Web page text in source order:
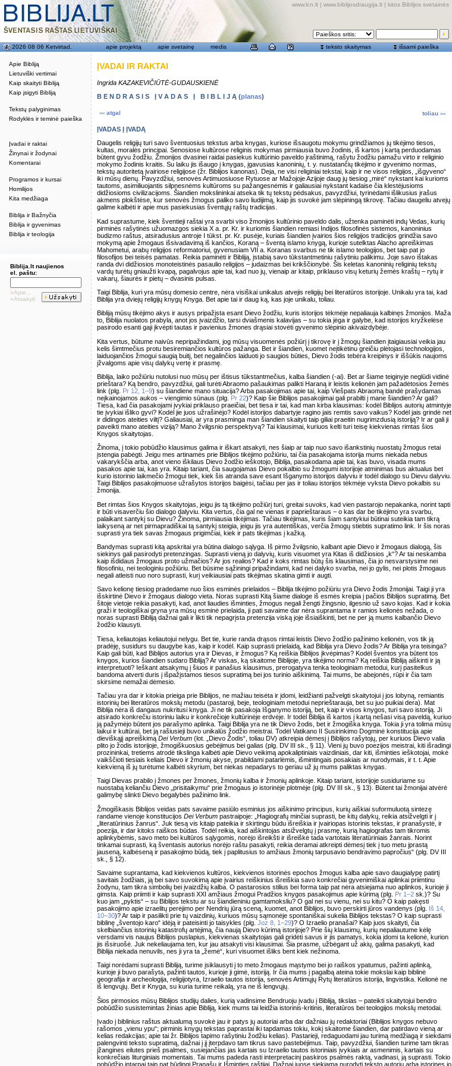
Apie Bibliją
Lietuviški vertimai
Kaip skaityti Bibliją
Kaip įsigyti Bibliją
Tekstų palyginimas
Rodyklės ir teminė paieška
Įvadai ir raktai
Žinynai ir žodynai
Komentarai
Programos ir kursai
Homilijos
Kita medžiaga
Biblija ir Bažnyčia
Biblija ir gyvenimas
Biblija ir teologija
www.lcn.lt | www.biblijosdraugija.lt | kitos Biblijos svetainės
2026 08 06 Ketvirtad. apie projektą apie svetainę medis teksto skaitymas išsami paieška
Biblija.lt naujienos
el. paštu:
»Apie...
»Atsakyti
ĮVADAI IR RAKTAI
Ingrida KAZAKEVIČIŪTĖ-GUDAUSKIENĖ
B E N D R A S I S Į V A D A S Į B I B L I J Ą (planas)
‹‹‹ atgal toliau ›››
ĮVADAS Į ĮVADĄ
Daugelis religijų turi savo šventuosius tekstus arba knygas, kuriose išsaugotu mokymu grindžiamos jų tikėjimo tiesos,
kultas, moralės principai. Senosiose kultūrose religinis mokymas pirmiausia buvo žodinis, iš kartos į kartą perduodamas
būtent gyvu žodžiu. Žmonijos dvasinei raidai pasiekus kultūrinio paveldo įraštinimą, rašytu žodžiu pamažu virto ir religinio
mokymo žodinis kraitis. Su laiku jis išaugo į knygas, įgavusias kanoninių, t. y. nustatančių tikėjimo ir gyvenimo normas,
tekstų autoritetą įvairiose religijose (žr. Biblijos kanonas). Deja, ne visi religiniai tekstai, kaip ir ne visos religijos, „išgyveno“
iki mūsų dienų. Pavyzdžiui, senovės Artimuosiuose Rytuose ar Mažojoje Azijoje daug jų tiesiog „mirė“ nykstant kai kurioms
tautoms, asimiliuojantis silpnesnėms kultūroms su pažangesnėmis ir galiausiai nykstant kadaise čia klestėjusioms
didžiosioms civilizacijoms. Šiandien mokslininkai atseka tik tų tekstų pėdsakus, pavyzdžiui, tyrinėdami išlikusius įrašus
akmens plokštėse, kur senovės žmogus paliko savo liudijimą, kaip jis suvokė jam slėpiningą tikrovę. Tačiau daugeliu atvejų
galime kalbėti ir apie mus pasiekusias šventųjų raštų tradicijas.
Kad suprastume, kiek šventieji raštai yra svarbi viso žmonijos kultūrinio paveldo dalis, užtenka paminėti indų Vedas, kurių
pirminės rašytinės užuomazgos siekia X a. pr. Kr. ir kuriomis šiandien remiasi Indijos filosofinės sistemos, kanoninius
budizmo raštus, atsiradusius antroje I tūkst. pr. Kr. pusėje, kuriais šiandien įvairios šios religijos tradicijos grindžia savo
mokymą apie žmogaus išsivadavimą iš kančios, Koraną – šventą islamo knygą, kurioje sutelktas Alacho apreiškimas
Mahometui, arabų religijos reformatoriui, gyvenusiam VII a. Koranas svarbus ne tik islamo teologijos, bet taip pat jo
filosofijos bei teisės pamatas. Reikia paminėti ir Bibliją, įstabią savo tūkstantmetiniu rašytiniu palikimu. Joje savo ištakas
randa dvi didžiosios monoteistinės pasaulio religijos – judaizmas bei krikščionybė. Šis keletas kanoninių religinių tekstų
vardų turėtų gniaužti kvapą, pagalvojus apie tai, kad nuo jų, vienaip ar kitaip, priklauso visų keturių žemės kraštų – rytų ir
vakarų, šiaurės ir pietų – dvasinis pulsas.
Taigi Biblija, kuri yra mūsų domesio centre, nėra visiškai unikalus atvejis religijų bei literatūros istorijoje. Unikalu yra tai, kad
Biblija yra dviejų religijų knygų Knyga. Bet apie tai ir daug ką, kas joje unikalu, toliau.
Bibliją mūsų tikėjimo akys ir ausys pripažįsta esant Dievo žodžiu, kuris istorijos tėkmėje nepaliauja kalbinęs žmonijos. Maža
to, Biblija nuolatos prabyla, anot jos įvaizdžio, tarsi dviašmenis kalavijas – su tokia jėga ir galybe, kad istorijos kryžkelėse
pasirodo esanti gaji įkvėpti tautas ir pavienius žmones drąsiai stovėti gyvenimo slėpinio akivaizdybėje.
Kita vertus, būtume naivūs nepripažindami, jog mūsų visuomenės požiūrį į tikrovę ir į žmogų šiandien įtaigiausiai veikia jau
kelis šimtmečius protu besiremiančios kultūros pažanga. Bet ir šiandien, kuomet neįtikėtinu greičiu plėtojasi technologijos,
laiduojančios žmogui saugią buitį, bet negalinčios laiduoti jo saugios būties, Dievo žodis tebėra kreipinys ir iššūkis naujoms
įžvalgoms apie visų dalykų vertę ir prasmę.
Biblija, laiko požiūriu nutolusi nuo mūsų per ištisus tūkstantmečius, kalba šiandien (-ai). Bet ar šiame teiginyje neglūdi vidinė
prieštara? Ką bendro, pavyzdžiui, gali turėti Abraomo pašaukimas palikti Haraną ir leistis kelionėn jam pažadėtosios žemės
link (plg. Pr 12, 1–9) su šiandiene mano situacija? Arba pasakojimas apie tai, kaip Viešpats Abraomą bandė prašydamas
neįkainojamos aukos – viengimio sūnaus (plg. Pr 22)? Kaip šie Biblijos pasakojimai gali prabilti į mane šiandien? Ar gali?
Tiesa, kad čia pasakojami įvykiai priklauso praeičiai, bet tiesa ir tai, kad man kirba klausimas: kodėl Biblijos autorių atmintyje
tie įvykiai išliko gyvi? Kodėl jie juos užrašinėjo? Kodėl istorijos dabartyje ragino jais remtis savo vaikus? Kodėl jais grindė net
ir didingos ateities viltį? Galiausiai, ar yra prasminga man šiandien skaityti taip giliai praeitin nugrimzdusią istoriją? Ir ar gali ji
paveikti mano ateities viziją? Mano žvilgsnio perspektyvą? Tai klausimai, kuriuos kelti turi teisę kiekvienas rimtas šios
Knygos skaitytojas.
Žinoma, į tokio pobūdžio klausimus galima ir iškart atsakyti, nes šiaip ar taip nuo savo išankstinių nuostatų žmogus retai
įstengia pabėgti. Jeigu mes artinamės prie Biblijos tikėjimo požiūriu, tai čia pasakojama istorija mums niekada nebus
vakarykščia arba, anot vieno iškilaus Dievo žodžio ieškotojo, Biblija, pasakodama apie tai, kas buvo, visada mums
pasakos apie tai, kas yra. Kitaip tariant, čia saugojamas Dievo pokalbio su žmogumi istorijoje atminimas bus aktualus bet
kurio istorinio laikmečio žmogui tiek, kiek šis atranda save esant Išganymo istorijos dalyviu ir todėl dialogo su Dievu dalyviu.
Taigi Biblijos pasakojimuose užrašytos istorijos baigėsi, tačiau per jas ir toliau istorijos tėkmėje vyksta Dievo pokalbis su
žmonija.
Bet rimtas šios Knygos skaitytojas, jeigu jis tą tikėjimo požiūrį turi, greitai suvoks, kad vien pastarojo nepakanka, norint tapti
ir būti visaverčiu šio dialogo dalyviu. Kita vertus, čia gal ne vienas ir paprieštaraus – o kas dar be tikėjimo yra svarbu,
palaikant santykį su Dievu? Žinoma, pirmiausia tikėjimas. Tačiau tikėjimas, kuris šiam santykiui būtinai suteikia tam tikrą
laikyseną ar net pirmapradiškai tą santykį steigia, jeigu jis yra autentiškas, verčia žmogų stiebtis supratimo link. Ir šis noras
suprasti yra tiek savas žmogaus prigimčiai, kiek ir pats tikėjimas į kažką.
Bandymas suprasti kitą apskritai yra būtina dialogo sąlyga. Iš pirmo žvilgsnio, kalbant apie Dievo ir žmogaus dialogą, šis
siekinys gali pasirodyti pretenzingas. Suprasti vieną jo dalyvių, kuris visuomet yra Kitas iš didžiosios „k“? Ar tai neskamba
kaip išdidaus žmogaus proto užmačios? Ar jos realios? Kad ir koks rimtas būtų šis klausimas, čia jo nesvarstysime nei
filosofiniu, nei teologiniu požiūriu. Bet būsime sąžiningi pripažindami, kad nei dalyko svarba, nei jo gylis, nei plotis žmogaus
negali atleisti nuo noro suprasti, kurį veikiausiai pats tikėjimas skatina gimti ir augti.
Savo kelionę tiesiog pradedame nuo šios esminės prielaidos – Biblija tikėjimo požiūriu yra Dievo žodis žmonijai. Taigi ji yra
išskirtinė Dievo ir žmogaus dialogo vieta. Noras suprasti Kitą šiame dialoge iš esmės kreipia į pačios Biblijos supratimą. Bet
šitoje vietoje reikia pasakyti, kad, anot liaudies išminties, žmogus negali žengti žingsnio, ilgesnio už savo kojas. Kad ir kokia
graži ir teologiškai gryna yra mūsų esminė prielaida, ji pati savaime dar nėra suprantama ir ramios kelionės nežada, o
noras suprasti Bibliją dažnai gali ir likti tik nepagrįsta pretenzija viską joje išsiaiškinti, bet ne per ją mums kalbančio Dievo
žodžio klausyti.
Tiesa, keliautojas keliautojui nelygu. Bet tie, kurie randa drąsos rimtai leistis Dievo žodžio pažinimo kelionėn, vos tik ją
pradėję, susidurs su daugybe kas, kaip ir kodėl. Kaip suprasti prielaidą, kad Biblija yra Dievo žodis? Ar Biblija yra teisinga?
Kaip gali būti, kad Biblijos autorius yra ir Dievas, ir žmogus? Ką reiškia Biblijos įkvėpimas? Kodėl šventos yra būtent tos
knygos, kurios šiandien sudaro Bibliją? Ar viskas, ką skaitome Biblijoje, yra tikėjimo norma? Ką reiškia Bibliją aiškinti ir ją
interpretuoti? Ieškant atsakymų į šiuos ir panašius klausimus, prerogatyva tenka teologiniam metodui, kurį pasitelkus
bandoma atverti duris į išpažįstamos tiesos supratimą bei jos turinio aiškinimą. Tai mums, be abejonės, rūpi ir čia tam
skirsime nemažai dėmesio.
Tačiau yra dar ir kitokia prieiga prie Biblijos, ne mažiau teisėta ir įdomi, leidžianti pažvelgti skaitytojui į jos lobyną, remiantis
istorinių bei literatūros mokslų metodu (pastaroji, beje, teologiniam metodui neprieštarauja, bet su juo puikiai dera). Mat
Biblija nėra iš dangaus nukritusi knyga. Ji ne tik pasakoja Išganymo istoriją, bet, kaip ir visos knygos, turi savo istoriją. Ji
atsirado konkrečiu istoriniu laiku ir konkrečioje kultūrinėje erdvėje. Ir todėl Biblija iš kartos į kartą nešasi visą paveldą, kuriuo
ją pažymėjo būtent jos parašymo aplinka. Taigi Biblija yra ne tik Dievo žodis, bet ir žmogiška knyga. Tokia ji yra tolima mūsų
laikui ir kultūrai, bet ją rašiusieji buvo unikalūs žodžio meistrai. Todėl Vatikano II Susirinkimo Dogminė konstitucija apie
dieviškąjį apreiškimą Dei Verbum (lot. „Dievo Žodis“, toliau DV) atkreipia dėmesį į Biblijos rašytojų, per kuriuos Dievo valia
plito jo žodis istorijoje, žmogiškuosius gebėjimus bei galias (plg. DV III sk., § 11). Vieni jų buvo poezijos meistrai, kiti išradingi
prozininkai, tretiems atrodė tikslinga kalbėti apie Dievo veikimą apokaliptiniais vaizdiniais, dar kiti, išminties ieškotojai, mokė
vaikščioti tiesiais keliais Dievo ir žmonių akyse, prabildami patarlėmis, išmintingais posakiais ar nurodymais, ir t. t. Apie
kiekvieną iš jų turėtume kalbėti skyrium, bet niekas nepadarys to geriau už jų mums paliktas knygas.
Taigi Dievas prabilo į žmones per žmones, žmonių kalba ir žmonių aplinkoje. Kitaip tariant, istorijoje susiduriame su
nuostabą keliančiu Dievo „prisitaikymu“ prie žmogaus jo istorinėje plotmėje (plg. DV III sk., § 13). Būtent tai žmonijai atvėrė
galimybę slinkti Dievo begalybės pažinimo link.
Žmogiškasis Biblijos veidas pats savaime pasiūlo esminius jos aiškinimo principus, kurių aiškiai suformuluotą sintezę
randame vienoje konstitucijos Dei Verbum pastraipoje: „Hagiografų minčiai suprasti, be kitų dalykų, reikia atsižvelgti ir į
„literatūrinius žanrus“. Juk tiesą vis kitaip pateikia ir skirtingu būdu išreiškia ir įvairiopas istorinis tekstas, ir pranašystė, ir
poezija, ir dar kitoks raiškos būdas. Todėl reikia, kad aiškintojas atsižvelgtų į prasmę, kurią hagiografas tam tikromis
aplinkybėmis, savo meto bei kultūros sąlygomis, norėjo išreikšti ir išreiškė tada vartotais literatūriniais žanrais. Norint
tinkamai suprasti, ką šventasis autorius norėjo raštu pasakyti, reikia deramai atkreipti dėmesį tiek į tuo metu įprastą
jauseną, kalbėseną ir pasakojimo būdą, tiek į paplitusius to amžiaus žmonių tarpusavio bendravimo papročius“ (plg. DV III
sk., § 12).
Savaime suprantama, kad kiekvienos kultūros, kiekvienos istorinės epochos žmogus kalba apie savo daugialypę patirtį
savitais žodžiais, ją bei savo suvokimą apie įvairius reiškinius išreiškia savo konkrečiai gyvenimiškai aplinkai priimtinu
žodynu, tam tikra simbolių bei įvaizdžių kalba. O pastarosios stilius bei forma taip pat nėra atsiejama nuo aplinkos, kurioje ji
gimsta. Kaip priimti ir kaip suprasti XXI amžiaus žmogui Pradžios knygos pasakojimus apie kūrimą (plg. Pr 1–2 sk.)? Su
kuo jam „pyktis“ – su Biblijos tekstu ar su šiandieniniu gamtamoksliu? O gal nei su vienu, nei su kitu? O kaip pakęsti
pasakojimo apie izraelitų perėjimo per Nendrių jūrą sceną, kuomet, anot Biblijos, buvo perskirti jūros vandenys (plg. Iš 14,
10–30)? Ar taip ir pasilikti prie tų vaizdinių, kuriuos mūsų sąmonėje spontaniškai sukelia Biblijos tekstas? O kaip suprasti
biblinę „šventojo karo“ idėją ir pateisinti jo taisykles (plg. Joz 8, 1–29)? O Izraelio pranašai? Kaip juos skaityti, čia
skelbiančius istorinių katastrofų artėjimą, čia naują Dievo kūrimą istorijoje? Prie šių klausimų, kurių nepaliautume kėlę
versdami vis naujus Biblijos puslapius, kiekvienas skaitytojas gali pridėti savus ir jis pamatys, kokia įdomi ta kelionė, kurion
jis išsiruošė. Juk nekeliaujama ten, kur jau atsakyti visi klausimai. Šia prasme, užbėgant už akių, galima pasakyti, kad
Biblija niekada nenuvils, nes ji yra ta „žemė“, kuri visuomet išliks bent kiek nežinoma.
Taigi norėdami suprasti Bibliją, turime įsiklausyti į to meto žmogaus mąstymo bei jo raiškos ypatumus, pažinti aplinką,
kurioje ji buvo parašyta, pažinti tautos, kurioje ji gimė, istoriją. Ir čia mums į pagalbą ateina tokie mokslai kaip biblinė
geografija ir archeologija, religijotyra, Izraelio tautos istorija, senovės Artimųjų Rytų literatūros istorija, lingvistika. Kelionė ne
iš lengvųjų. Bet ir Knyga, su kuria turime reikalą, yra ne iš lengvųjų.
Šios pirmosios mūsų Biblijos studijų dalies, kurią vadinsime Bendruoju įvadu į Bibliją, tikslas – pateikti skaitytojui bendro
pobūdžio susistemintas žinias apie Bibliją, kiek mums tai leidžia istorinis-kritinis, literatūros bei teologijos mokslų metodai.
Įvado į biblinius raštus aktualumą suvokė jau ir patys jų autoriai arba dar dažniau jų redaktoriai (Biblijos knygos nebuvo
rašomos „vienu ypu“; pirminis knygų tekstas paprastai iki tapdamas tokiu, kokį skaitome šiandien, dar patirdavo vieną ar
kelias redakcijas; apie tai žr. Biblijos tapimo rašytiniu žodžiu kelias). Pastarieji, redaguodami jau turimą medžiagą ir siekdami
palengvinti teksto supratimą, dažnai į jį įterpdavo tam tikrus savo pastebėjimus. Taip, pavyzdžiui, šiandien turime tam tikras
įžangines eilutes prieš psalmes, susiejančias jas kartais su Izraelio tautos istoriniais įvykiais ar asmenimis, kartais su
konkrečiais liturginiais momentais. Tai mums padeda rasti interpretacinį paskiros psalmės raktą, vadinasi, ją suprasti. Tokio
pobūdžio intarpai taip pat būdingi Pranašų ir Išminties raštijai. Dažnai juose siekiama nurodyti teksto autorių arba istorines jo